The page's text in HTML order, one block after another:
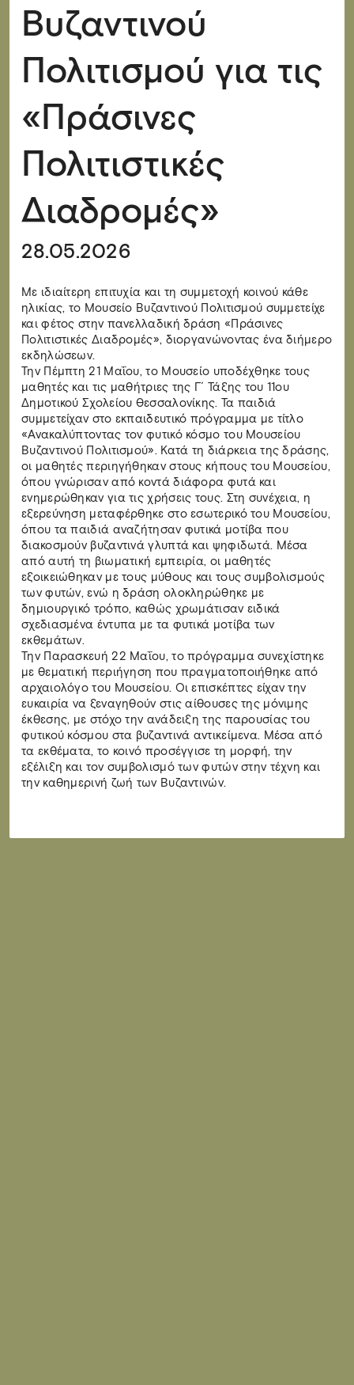
Βυζαντινού
Πολιτισμού για τις
«Πράσινες
Πολιτιστικές
Διαδρομές»
28.05.2026
Με ιδιαίτερη επιτυχία και τη συμμετοχή κοινού κάθε
ηλικίας, το Μουσείο Βυζαντινού Πολιτισμού συμμετείχε
και φέτος στην πανελλαδική δράση «Πράσινες
Πολιτιστικές Διαδρομές», διοργανώνοντας ένα διήμερο
εκδηλώσεων.
Την Πέμπτη 21 Μαΐου, το Μουσείο υποδέχθηκε τους
μαθητές και τις μαθήτριες της Γ΄ Τάξης του 11ου
Δημοτικού Σχολείου Θεσσαλονίκης. Τα παιδιά
συμμετείχαν στο εκπαιδευτικό πρόγραμμα με τίτλο
«Ανακαλύπτοντας τον φυτικό κόσμο του Μουσείου
Βυζαντινού Πολιτισμού». Κατά τη διάρκεια της δράσης,
οι μαθητές περιηγήθηκαν στους κήπους του Μουσείου,
όπου γνώρισαν από κοντά διάφορα φυτά και
ενημερώθηκαν για τις χρήσεις τους. Στη συνέχεια, η
εξερεύνηση μεταφέρθηκε στο εσωτερικό του Μουσείου,
όπου τα παιδιά αναζήτησαν φυτικά μοτίβα που
διακοσμούν βυζαντινά γλυπτά και ψηφιδωτά. Μέσα
από αυτή τη βιωματική εμπειρία, οι μαθητές
εξοικειώθηκαν με τους μύθους και τους συμβολισμούς
των φυτών, ενώ η δράση ολοκληρώθηκε με
δημιουργικό τρόπο, καθώς χρωμάτισαν ειδικά
σχεδιασμένα έντυπα με τα φυτικά μοτίβα των
εκθεμάτων.
Την Παρασκευή 22 Μαΐου, το πρόγραμμα συνεχίστηκε
με θεματική περιήγηση που πραγματοποιήθηκε από
αρχαιολόγο του Μουσείου. Οι επισκέπτες είχαν την
ευκαιρία να ξεναγηθούν στις αίθουσες της μόνιμης
έκθεσης, με στόχο την ανάδειξη της παρουσίας του
φυτικού κόσμου στα βυζαντινά αντικείμενα. Μέσα από
τα εκθέματα, το κοινό προσέγγισε τη μορφή, την
εξέλιξη και τον συμβολισμό των φυτών στην τέχνη και
την καθημερινή ζωή των Βυζαντινών.